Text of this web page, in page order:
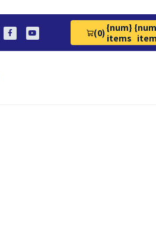
(0)
View Cart 0
{num}
items